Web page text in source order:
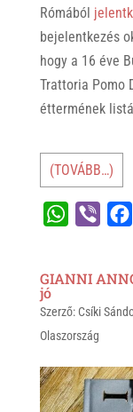
Rómából
bejelentkezés
hogy a 16 éve
Trattoria Pomo
éttermének
(TOVÁBB…)
t
s
A
p
e
r
k
GIANNI
jó
Szerző: Csíki
Olaszország